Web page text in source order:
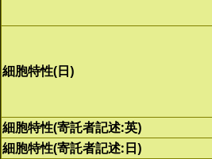
細胞特性(日)
細胞特性(寄託者記述:英)
細胞特性(寄託者記述:日)